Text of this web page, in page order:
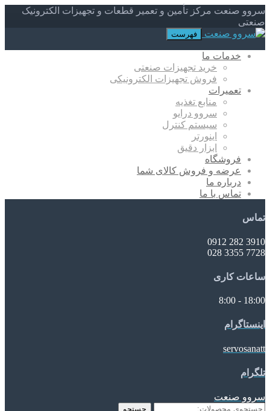
سروو صنعت مرکز تأمین و تعمیر قطعات و تجهیزات الکترونیک
صنعتی
فهرست
خدمات ما
خرید تجهیزات صنعتی
فروش تجهیزات الکترونیکی
تعمیرات
منابع تغذیه
سروو درایو
سیستم کنترل
اینورتر
ابزار دقیق
فروشگاه
عرضه و فروش کالای شما
درباره ما
تماس با ما
تماس
3910 282 0912
7728 3355 028
ساعات کاری
18:00 - 8:00
اینستاگرام
servosanatt
تلگرام
سروو صنعت
جستجو
جستجو